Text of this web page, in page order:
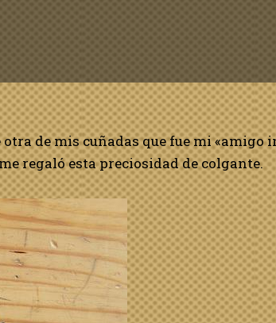
de mis cuñadas que fue mi «amigo
regaló esta preciosidad de colgante.